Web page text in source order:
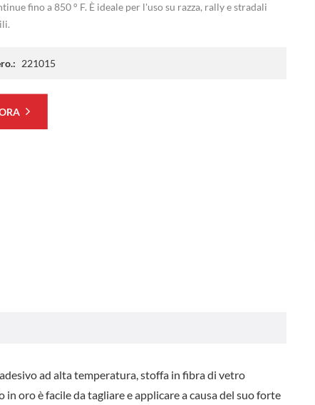
fino a 850 ° F. È ideale per l'uso su razza, rally e stradali
221015
ad alta temperatura, stoffa in fibra di vetro
oro è facile da tagliare e applicare a causa del suo forte